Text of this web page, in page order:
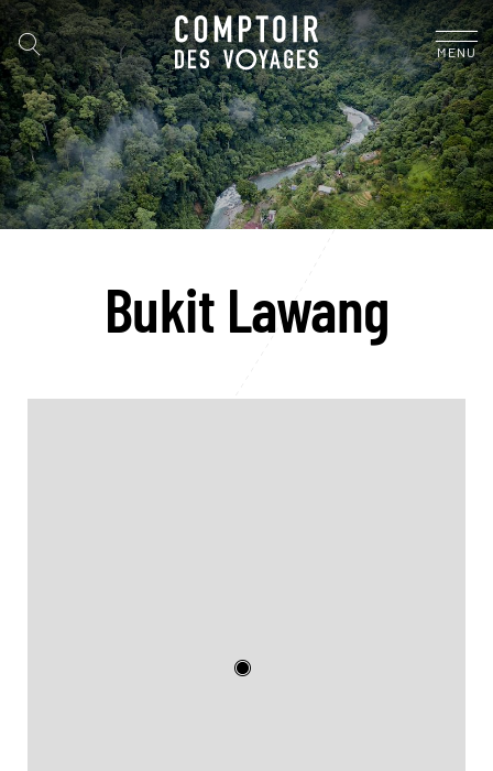
MENU
Bukit Lawang